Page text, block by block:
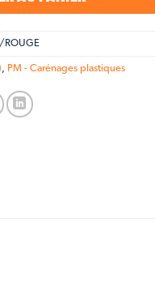
ROUGE
, PM - Carénages plastiques